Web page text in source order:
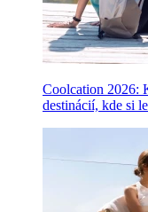
Coolcation 2026:
destinácií, kde si